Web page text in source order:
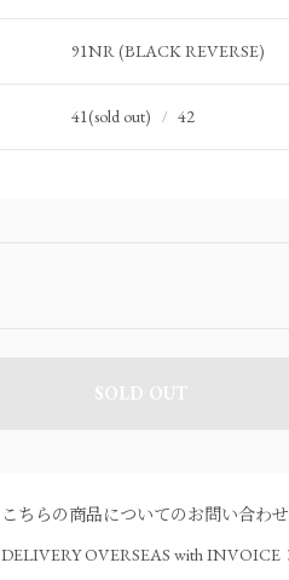
91NR (BLACK REVERSE)
41(sold out) / 42
SOLD OUT
こちらの商品についてのお問い合わせ
DELIVERY OVERSEAS with INVOICE